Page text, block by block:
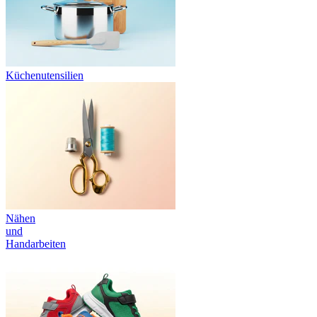
Küchenutensilien
Nähen
und
Handarbeiten